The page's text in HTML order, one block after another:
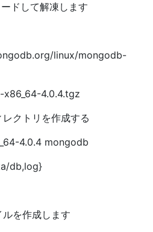
ドして解凍します
linux/mongodb-
4.0.4.tgz
クトリを作成する
4.0.4 mongodb
db,log}
を作成します